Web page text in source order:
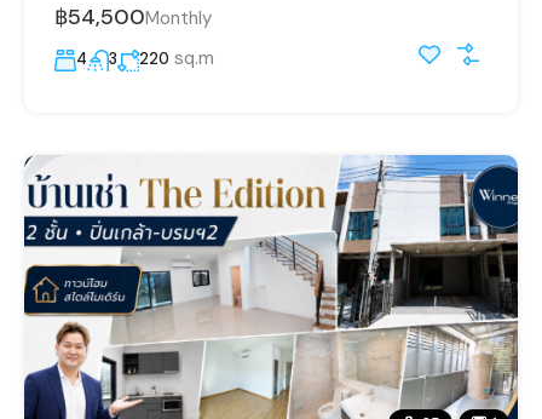
฿54,500Monthly
4 3 220 sq.m